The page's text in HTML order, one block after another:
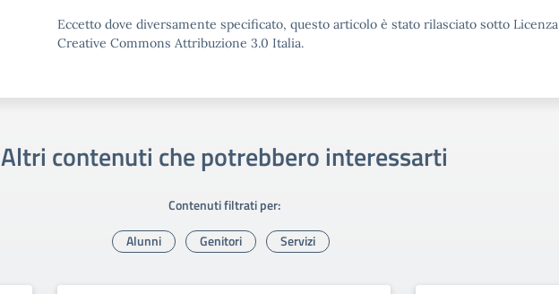
Eccetto dove diversamente specificato, questo articolo è stato rilasciato sotto Licenza
Creative Commons Attribuzione 3.0 Italia.
Altri contenuti che potrebbero interessarti
Contenuti filtrati per:
Alunni Genitori Servizi